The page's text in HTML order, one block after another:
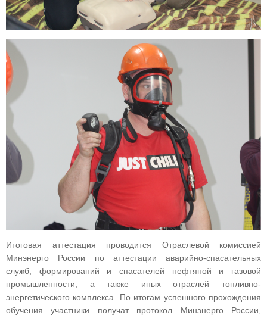
Итоговая аттестация проводится Отраслевой комиссией
Минэнерго России по аттестации аварийно-спасательных
служб, формирований и спасателей нефтяной и газовой
промышленности, а также иных отраслей топливно-
энергетического комплекса. По итогам успешного прохождения
обучения участники получат протокол Минэнерго России,